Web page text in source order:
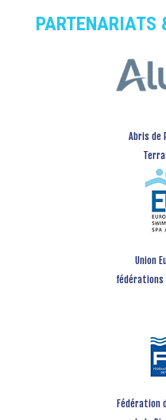
PARTENARIATS
Abris de
Union
fédérations
Fédération